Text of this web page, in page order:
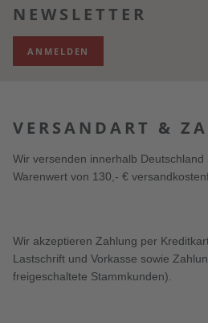
NEWSLETTER
ANMELDEN
VERSANDART &
Wir versenden innerhalb Deutschland
Warenwert von 130,- €
Wir akzeptieren Zahlung per
Lastschrift und Vorkasse sowie
freigeschaltete Stammkunden).